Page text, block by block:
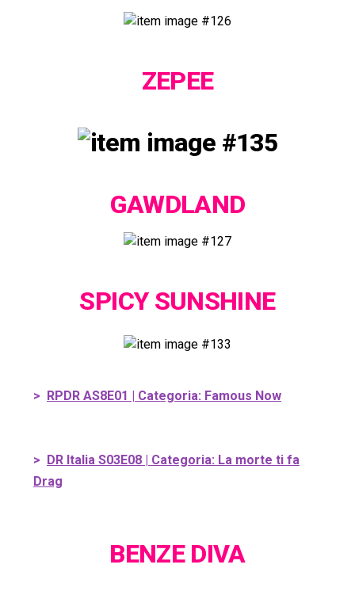
ZEPEE
GAWDLAND
SPICY SUNSHINE
> RPDR AS8E01 | Categoria: Famous Now
> DR Italia S03E08 | Categoria: La morte ti fa
Drag
BENZE DIVA